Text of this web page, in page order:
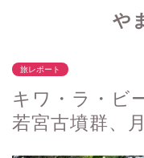
や
旅レポート
キワ・ラ・ビ
若宮古墳群、